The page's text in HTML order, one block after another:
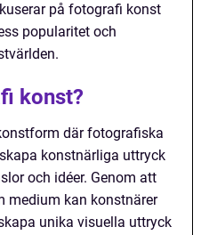
på fotografi konst
popularitet och
konst?
där fotografiska
konstnärliga uttryck
och idéer. Genom att
medium kan konstnärer
unika visuella uttryck